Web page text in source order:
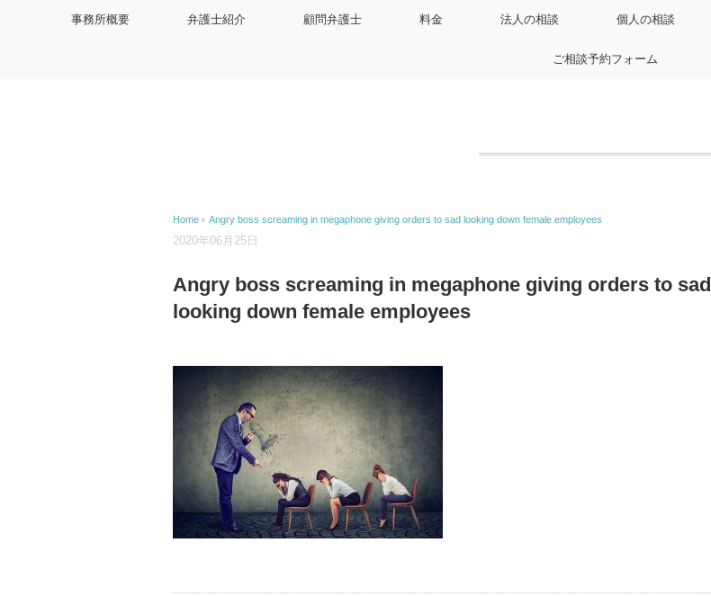
事務所概要 弁護士紹介 顧問弁護士 料金 法人の相談 個人の相談
ご相談予約フォーム
Home › Angry boss screaming in megaphone giving orders to sad looking down female employees
2020年06月25日
Angry boss screaming in megaphone giving orders to sad
looking down female employees